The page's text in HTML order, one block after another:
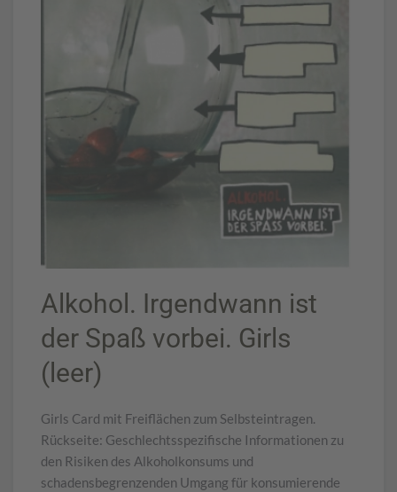
Alkohol. Irgendwann ist
der Spaß vorbei. Girls
(leer)
Girls Card mit Freiflächen zum Selbsteintragen.
Rückseite: Geschlechtsspezifische Informationen zu
den Risiken des Alkoholkonsums und
schadensbegrenzenden Umgang für konsumierende